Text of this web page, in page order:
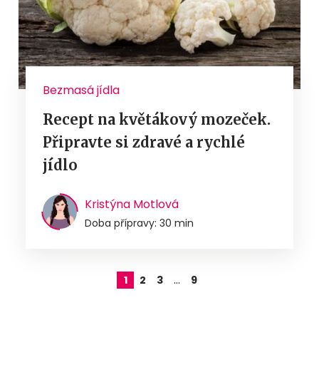
Bezmasá jídla
Recept na květákový mozeček.
Připravte si zdravé a rychlé
jídlo
Kristýna Motlová
Doba přípravy: 30 min
1 2 3 … 9